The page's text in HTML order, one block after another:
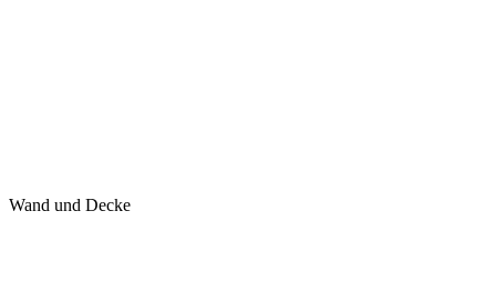
Wand und Decke